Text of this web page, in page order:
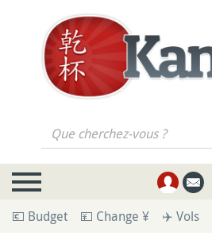
Que cherchez-vous ?
💶 Budget 💴 Change ¥ ✈️ Vols